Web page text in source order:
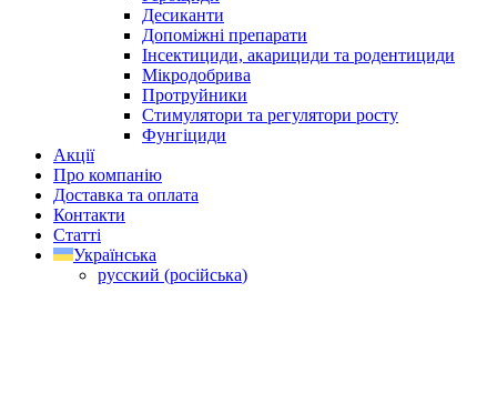
Десиканти
Допоміжні препарати
Інсектициди, акарициди та родентициди
Мікродобрива
Протруйники
Стимулятори та регулятори росту
Фунгіциди
Акції
Про компанію
Доставка та оплата
Контакти
Статті
Українська
русский (російська)